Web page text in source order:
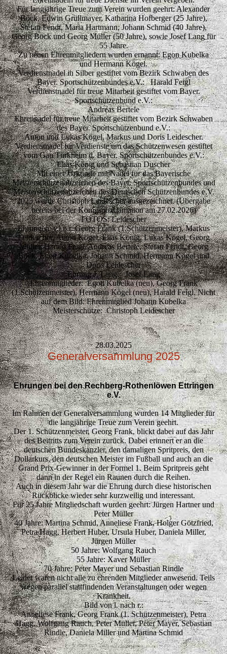
Für langjährige Treue zum Verein wurden geehrt: Alexander
Böck, Edwin Grüllmayer, Katharina Hofberger (25 Jahre),
Stefan Fendt, Maria Hartmann, Johann Schmid (40 Jahre),
Georg Böck und Georg Müller (50 Jahre), sowie Josef Lang für
55 Jahre.
Zu neuen Ehrenmitgliedern wurden ernannt: Egon Kubelka
und Hermann Kögel.
Verdienstnadel in Silber gestiftet vom Bezirk Schwaben des
Bayer. Sportschützenbundes e.V.: Harald Feigl
Verdienstnadel für treue Mitarbeit gestiftet vom Bayer.
Sportschützenbund e.V.:
Andreas Bertele
Ehrennadel für treue Mitarbeit gestiftet vom Bezirk Schwaben
des Bayer. Sportschützenbund e.V.:
Anton und Lukas Kögel, Markus und Doris Leidescher.
Verdienstnadel für Verdienste um das Schützenwesen gestiftet
vom Gau Türkheim d. Bayer. Sportschützenbundes e.V.:
Elias König und Sebastian Duscher
Mit einer Urkunde mit Nadel für das Bayerische
Meisterschützenabzeichen des Bayer. Sportschützenbundes und
Meisterschützenabzeichen des Deutschen Schützenbundes e.V.
2025 wurde Christoph Leidescher ausgezeichnet. (Übergabe
bereits bei der Königsproklamation am 27.02.2026)
FOTOS: Leidescher
Ehrungen: v.l.n.r. Georg Frank (1.Schützenmeister), Markus
Leidescher, Anton Kögel, Elias König, Lukas Kögel, Georg
Müller, Harald Feigl, Andreas Bertele, Stefan Fendt, Georg
Böck, Egon Kubelka, Johann Schmid, Hermann Kögel und
Doris Leidescher
Ehrung J. Lang: Josef Lang
Ehrenmitglieder: Egon Kubelka (neu), Georg Frank
(1.Schützenmeister), Hermann Kögel (neu), Harald Feigl. Nicht
auf dem Bild: Ehrenmitglied Johann Kubelka
Meisterschütze: Christoph Leidescher
28.03.2025
Generalversammlung 2025
Ehrungen bei den Rechberg-Rothenlöwen Ettringen
e.V.
Im Rahmen der Generalversammlung wurden 14 Mitglieder für
die langjährige Treue zum Verein geehrt.
Der 1. Schützenmeister, Georg Frank, blickt dabei auf das Jahr
des Beitritts zum Verein zurück. Dabei erinnert er an die
deutschen Bundeskanzler, den damaligen Spritpreis, den
Dollarkurs, den deutschen Meister im Fußball und auch an die
Grand Prix-Gewinner in der Formel 1. Beim Spritpreis geht
dann in der Regel ein Raunen durch die Reihen.
Auch in diesem Jahr war die Ehrung durch diese historischen
Rückblicke wieder sehr kurzweilig und interessant.
Für 25 Jahre Mitgliedschaft wurden geehrt: Jürgen Hartner und
Peter Müller
40 Jahre: Martina Schmid, Anneliese Frank, Holger Götzfried,
Petra Hagg, Herbert Huber, Ursula Huber, Daniela Miller,
Jürgen Müller
50 Jahre: Wolfgang Rauch
55 Jahre: Xaver Müller
70 Jahre: Peter Mayer und Sebastian Rindle
Leider waren nicht alle zu ehrenden Mitglieder anwesend. Teils
wegen parallel stattfindenden Veranstaltungen oder wegen
Krankheit.
Bild von l. nach r.:
Anneliese Frank, Georg Frank (1. Schützenmeister), Petra
Hagg, Wolfgang Rauch, Peter Müller, Peter Mayer, Sebastian
Rindle, Daniela Miller und Martina Schmid